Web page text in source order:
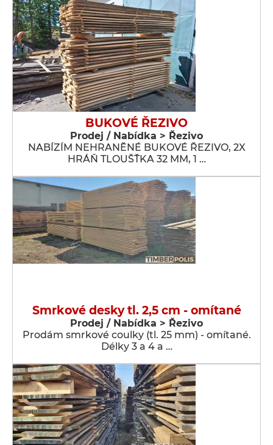
BUKOVÉ ŘEZIVO
Prodej / Nabídka > Řezivo
NABÍZÍM NEHRANĚNÉ BUKOVÉ ŘEZIVO, 2X
HRÁŇ TLOUŠŤKA 32 MM, 1 …
Smrkové desky tl. 2,5 cm - omítané
Prodej / Nabídka > Řezivo
Prodám smrkové coulky (tl. 25 mm) - omítané.
Délky 3 a 4 a …